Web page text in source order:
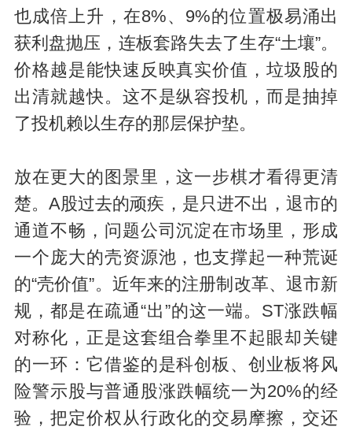
也成倍上升，在8%、9%的位置极易涌出
获利盘抛压，连板套路失去了生存“土壤”。
价格越是能快速反映真实价值，垃圾股的
出清就越快。这不是纵容投机，而是抽掉
了投机赖以生存的那层保护垫。
放在更大的图景里，这一步棋才看得更清
楚。A股过去的顽疾，是只进不出，退市的
通道不畅，问题公司沉淀在市场里，形成
一个庞大的壳资源池，也支撑起一种荒诞
的“壳价值”。近年来的注册制改革、退市新
规，都是在疏通“出”的这一端。ST涨跌幅
对称化，正是这套组合拳里不起眼却关键
的一环：它借鉴的是科创板、创业板将风
险警示股与普通股涨跌幅统一为20%的经
验，把定价权从行政化的交易摩擦，交还